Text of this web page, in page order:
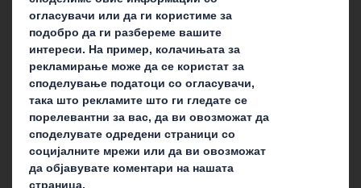
За нас
За акционерите
Одржливост
Кариера